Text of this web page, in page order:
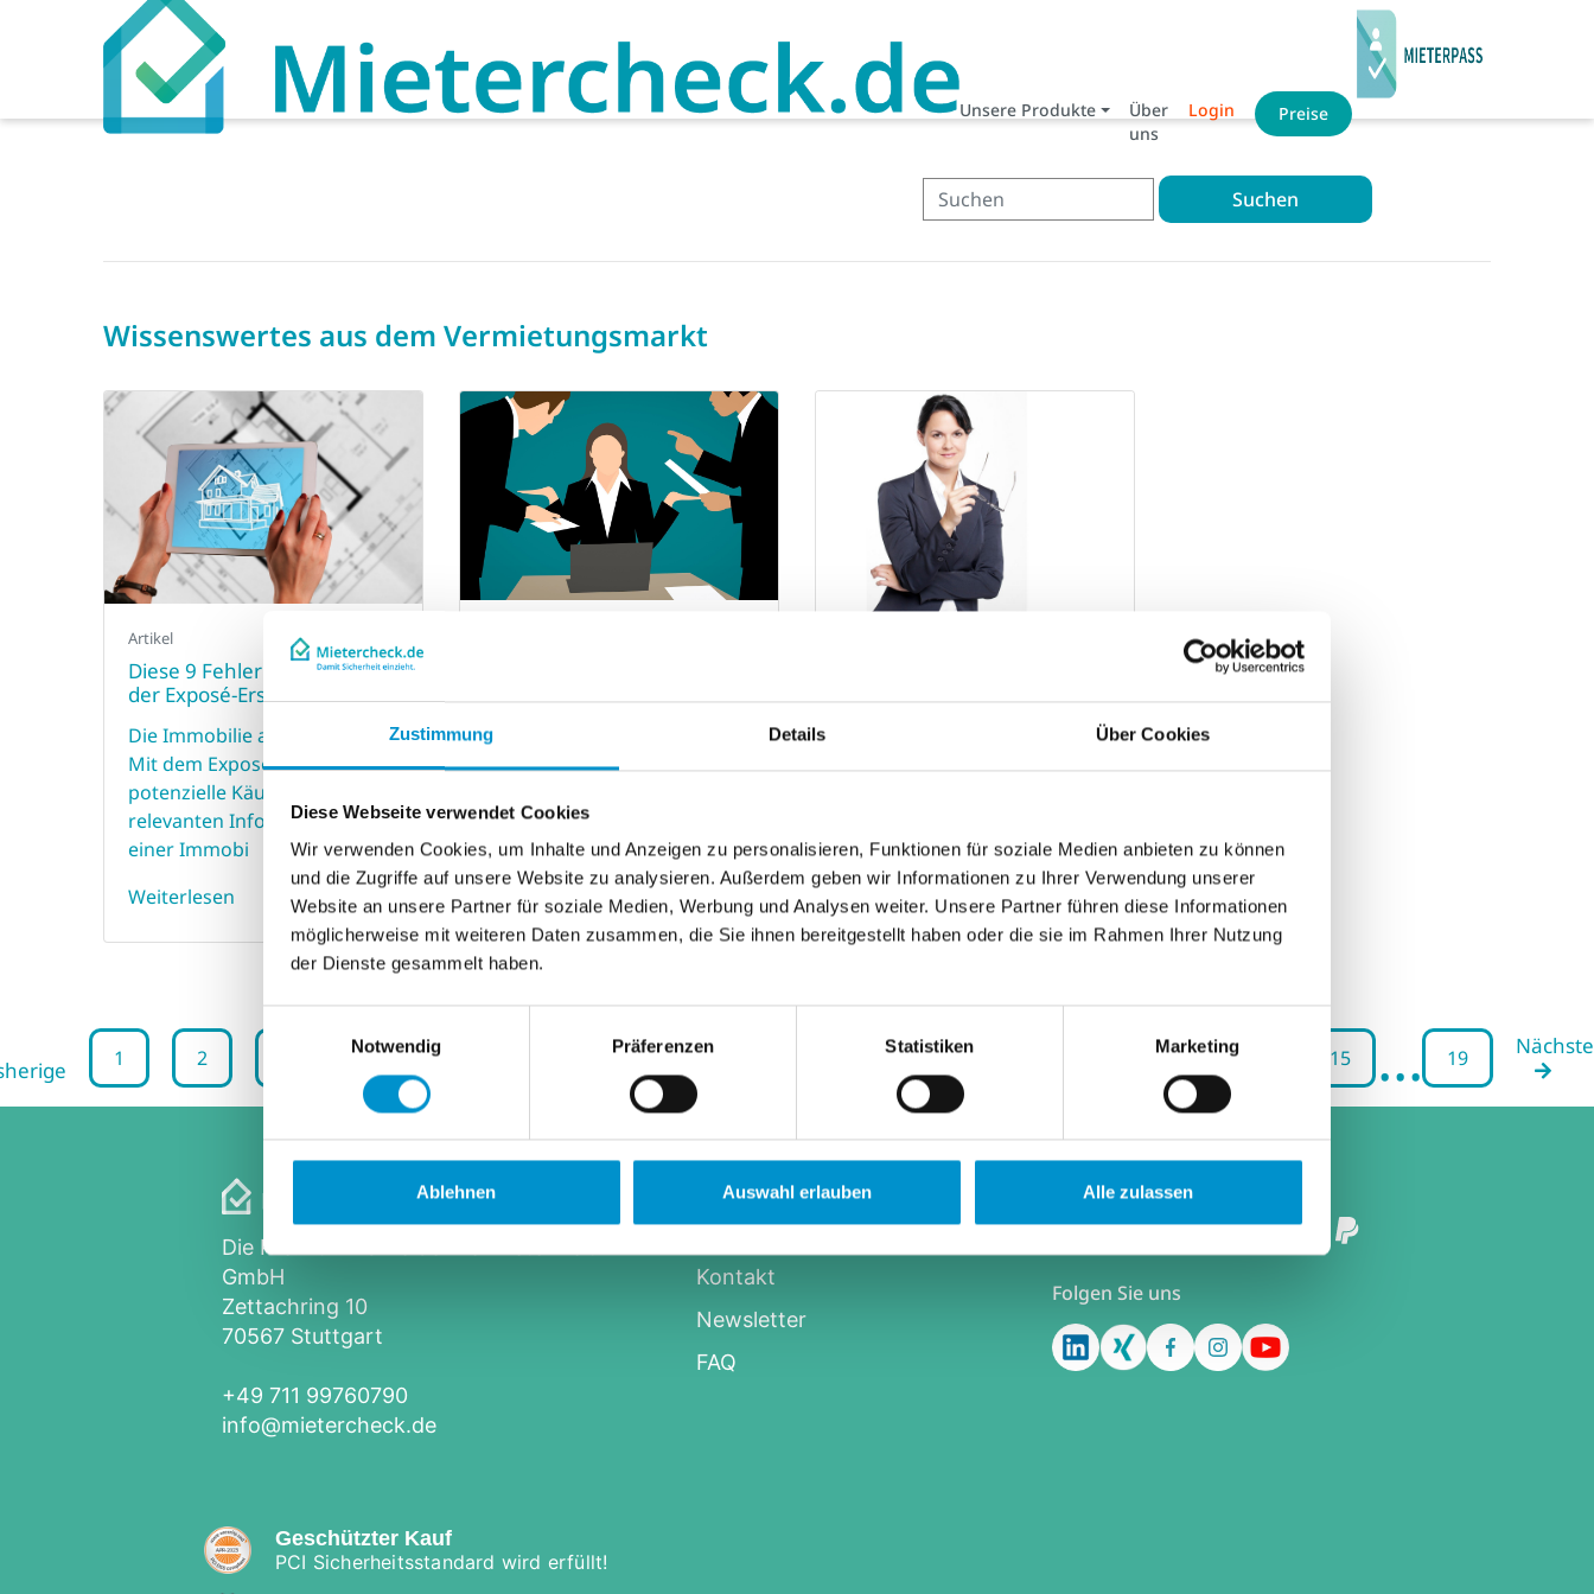
Zustimmung Details Über Cookies
Diese Webseite verwendet Cookies
Wir verwenden Cookies, um Inhalte und Anzeigen zu personalisieren, Funktionen für soziale Medien anbieten zu können
und die Zugriffe auf unsere Website zu analysieren. Außerdem geben wir Informationen zu Ihrer Verwendung unserer
Website an unsere Partner für soziale Medien, Werbung und Analysen weiter. Unsere Partner führen diese Informationen
möglicherweise mit weiteren Daten zusammen, die Sie ihnen bereitgestellt haben oder die sie im Rahmen Ihrer Nutzung
der Dienste gesammelt haben.
Notwendig
Präferenzen Statistiken Marketing
Ablehnen Auswahl erlauben Alle zulassen
Unsere Produkte
Über
uns
Login Preise
Suchen
Wissenswertes aus dem Vermietungsmarkt
Artikel
Diese 9 Fehler sollten Sie bei
der Exposé-Erstellu...
Die Immobilie auf einem Blick.
Mit dem Exposé erhält er
potenzielle Käufer alle
relevanten Informationen zu
einer Immobi
Weiterlesen
Wer kennt Sie nicht, die
Mieterselbstauskunft, sei es
Beinahe jeder hatte schon
mindesten
Weiterlesen
Vermietungsmarkt für
Immobilien — das Betongold
Ausgabe ihres Lebens.
Weiterlesen
1 2 4(current) 7 8 11 13 14 15 ... 19 Nächste
Die Premiummarke der Vermieterwelt
GmbH
Zettachring 10
70567 Stuttgart
+49 711 99760790
info@mietercheck.de
Über uns
Kontakt
Newsletter
FAQ
Zahlungsmethoden
Folgen Sie uns
Geschützter Kauf
PCI Sicherheitsstandard wird erfüllt!